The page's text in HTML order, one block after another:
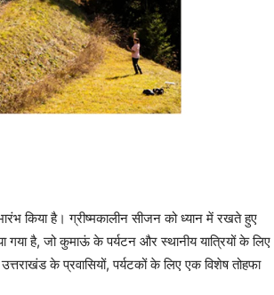
किया है। ग्रीष्मकालीन सीजन को ध्यान में रखते हुए
है, जो कुमाऊं के पर्यटन और स्थानीय यात्रियों के लिए
के प्रवासियों, पर्यटकों के लिए एक विशेष तोहफा